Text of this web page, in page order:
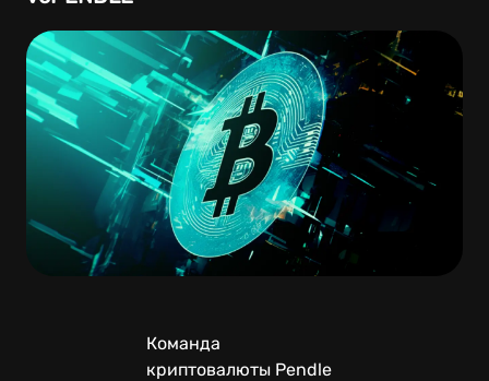
Команда
криптовалюты Pendle